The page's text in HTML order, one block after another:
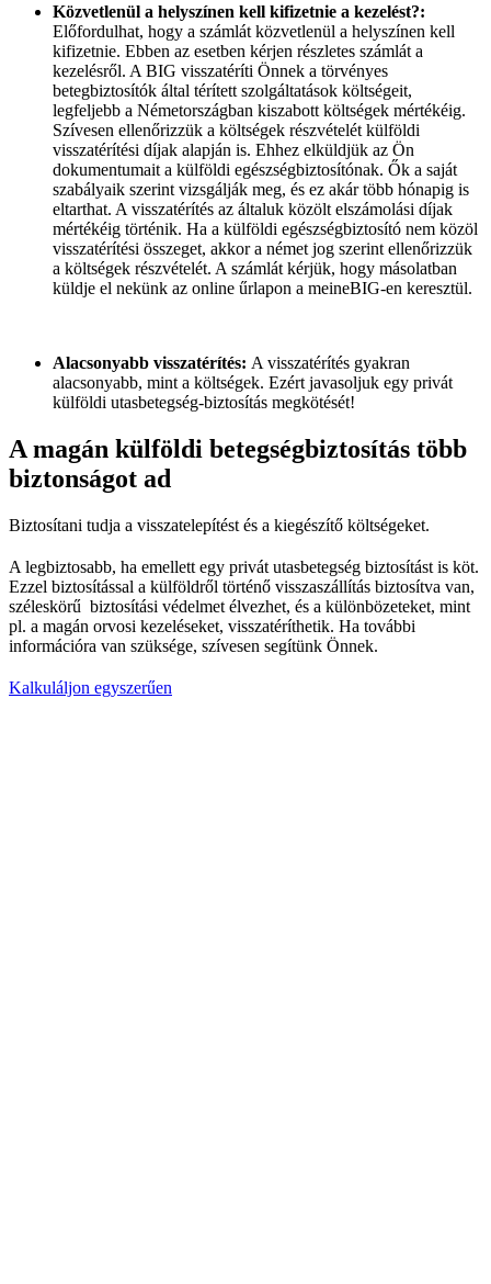
Közvetlenül a helyszínen kell kifizetnie a kezelést?:
Előfordulhat, hogy a számlát közvetlenül a helyszínen kell
kifizetnie. Ebben az esetben kérjen részletes számlát a
kezelésről. A BIG visszatéríti Önnek a törvényes
betegbiztosítók által térített szolgáltatások költségeit,
legfeljebb a Németországban kiszabott költségek mértékéig.
Szívesen ellenőrizzük a költségek részvételét külföldi
visszatérítési díjak alapján is. Ehhez elküldjük az Ön
dokumentumait a külföldi egészségbiztosítónak. Ők a saját
szabályaik szerint vizsgálják meg, és ez akár több hónapig is
eltarthat. A visszatérítés az általuk közölt elszámolási díjak
mértékéig történik. Ha a külföldi egészségbiztosító nem közöl
visszatérítési összeget, akkor a német jog szerint ellenőrizzük
a költségek részvételét. A számlát kérjük, hogy másolatban
küldje el nekünk az online űrlapon a meineBIG-en keresztül.
Alacsonyabb visszatérítés: A visszatérítés gyakran
alacsonyabb, mint a költségek. Ezért javasoljuk egy privát
külföldi utasbetegség-biztosítás megkötését!
A magán külföldi betegségbiztosítás több
biztonságot ad
Biztosítani tudja a visszatelepítést és a kiegészítő költségeket.
A legbiztosabb, ha emellett egy privát utasbetegség biztosítást is köt.
Ezzel biztosítással a külföldről történő visszaszállítás biztosítva van,
széleskörű biztosítási védelmet élvezhet, és a különbözeteket, mint
pl. a magán orvosi kezeléseket, visszatéríthetik. Ha további
információra van szüksége, szívesen segítünk Önnek.
Kalkuláljon egyszerűen